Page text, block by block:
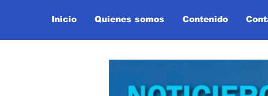
Inicio Quienes somos Contenido